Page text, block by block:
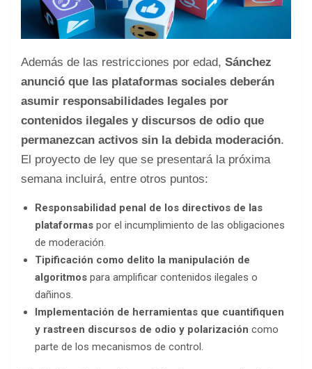
Además de las restricciones por edad, Sánchez
anunció que las plataformas sociales deberán
asumir responsabilidades legales por
contenidos ilegales y discursos de odio que
permanezcan activos sin la debida moderación.
El proyecto de ley que se presentará la próxima
semana incluirá, entre otros puntos:
Responsabilidad penal de los directivos de las
plataformas por el incumplimiento de las obligaciones
de moderación.
Tipificación como delito la manipulación de
algoritmos para amplificar contenidos ilegales o
dañinos.
Implementación de herramientas que cuantifiquen
y rastreen discursos de odio y polarización como
parte de los mecanismos de control.